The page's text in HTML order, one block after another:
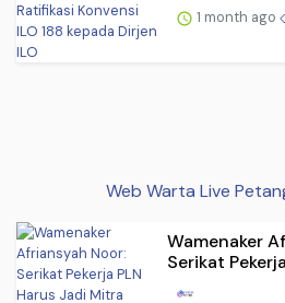
1 month ago
Web Warta Live
Wamenaker
Serikat